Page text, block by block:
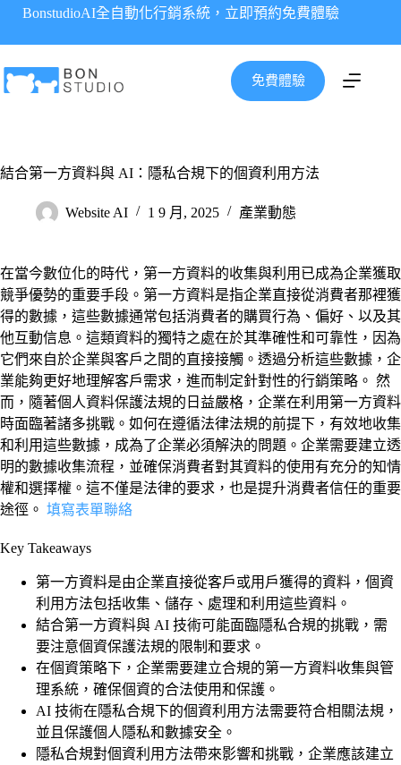
要
內
BonstudioAI全自動化行銷系統，立即預約免費體驗
免費體驗
結合第一方資料與 AI：隱私合規下的個資利用方法
Website AI 1 9 月, 2025 產業動態
在當今數位化的時代，第一方資料的收集與利用已成為企業獲取
競爭優勢的重要手段。第一方資料是指企業直接從消費者那裡獲
得的數據，這些數據通常包括消費者的購買行為、偏好、以及其
他互動信息。這類資料的獨特之處在於其準確性和可靠性，因為
它們來自於企業與客戶之間的直接接觸。透過分析這些數據，企
業能夠更好地理解客戶需求，進而制定針對性的行銷策略。 然
而，隨著個人資料保護法規的日益嚴格，企業在利用第一方資料
時面臨著諸多挑戰。如何在遵循法律法規的前提下，有效地收集
和利用這些數據，成為了企業必須解決的問題。企業需要建立透
明的數據收集流程，並確保消費者對其資料的使用有充分的知情
權和選擇權。這不僅是法律的要求，也是提升消費者信任的重要
途徑。 填寫表單聯絡
Key Takeaways
第一方資料是由企業直接從客戶或用戶獲得的資料，個資
利用方法包括收集、儲存、處理和利用這些資料。
結合第一方資料與 AI 技術可能面臨隱私合規的挑戰，需
要注意個資保護法規的限制和要求。
在個資策略下，企業需要建立合規的第一方資料收集與管
理系統，確保個資的合法使用和保護。
AI 技術在隱私合規下的個資利用方法需要符合相關法規，
並且保護個人隱私和數據安全。
隱私合規對個資利用方法帶來影響和挑戰，企業應該建立